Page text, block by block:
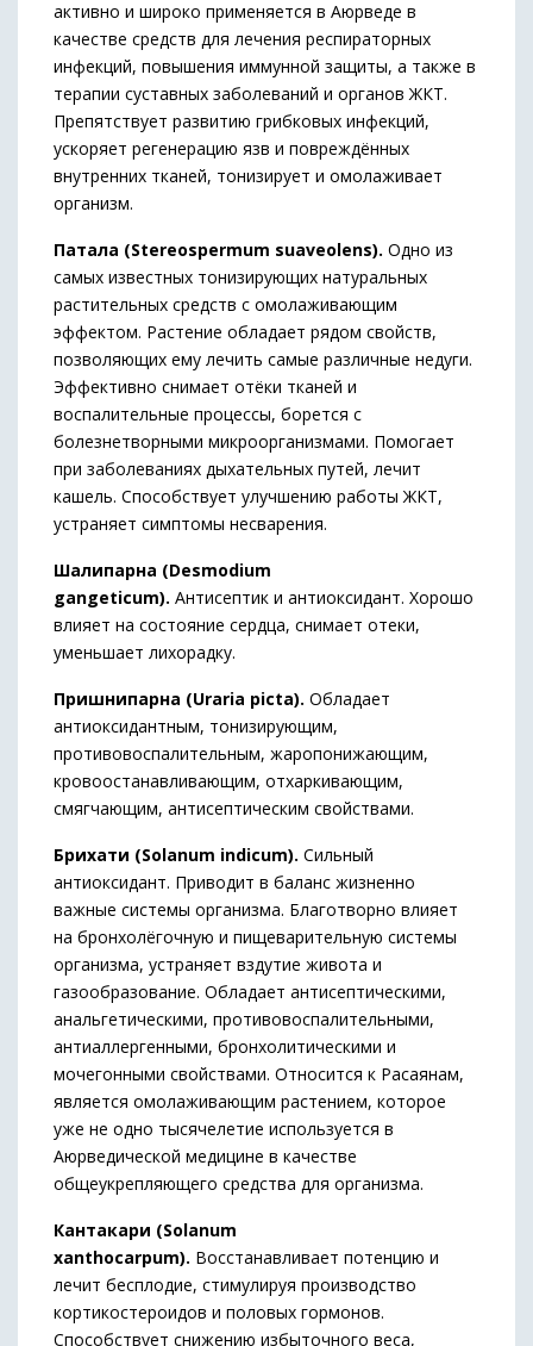
активно и широко применяется в Аюрведе в
качестве средств для лечения респираторных
инфекций, повышения иммунной защиты, а также в
терапии суставных заболеваний и органов ЖКТ.
Препятствует развитию грибковых инфекций,
ускоряет регенерацию язв и повреждённых
внутренних тканей, тонизирует и омолаживает
организм.
Патала (Stereospermum suaveolens). Одно из
самых известных тонизирующих натуральных
растительных средств с омолаживающим
эффектом. Растение обладает рядом свойств,
позволяющих ему лечить самые различные недуги.
Эффективно снимает отёки тканей и
воспалительные процессы, борется с
болезнетворными микроорганизмами. Помогает
при заболеваниях дыхательных путей, лечит
кашель. Способствует улучшению работы ЖКТ,
устраняет симптомы несварения.
Шалипарна (Desmodium
gangeticum). Антисептик и антиоксидант. Хорошо
влияет на состояние сердца, снимает отеки,
уменьшает лихорадку.
Пришнипарна (Uraria picta). Обладает
антиоксидантным, тонизирующим,
противовоспалительным, жаропонижающим,
кровоостанавливающим, отхаркивающим,
смягчающим, антисептическим свойствами.
Брихати (Solanum indicum). Сильный
антиоксидант. Приводит в баланс жизненно
важные системы организма. Благотворно влияет
на бронхолёгочную и пищеварительную системы
организма, устраняет вздутие живота и
газообразование. Обладает антисептическими,
анальгетическими, противовоспалительными,
антиаллергенными, бронхолитическими и
мочегонными свойствами. Относится к Расаянам,
является омолаживающим растением, которое
уже не одно тысячелетие используется в
Аюрведической медицине в качестве
общеукрепляющего средства для организма.
Кантакари (Solanum
xanthocarpum). Восстанавливает потенцию и
лечит бесплодие, стимулируя производство
кортикостероидов и половых гормонов.
Способствует снижению избыточного веса,